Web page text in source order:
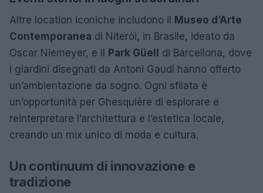
Altre location iconiche includono il Museo d’Arte
Contemporanea di Niterói, in Brasile, ideato da
Oscar Niemeyer, e il Park Güell di Barcellona, dove
i giardini disegnati da Antoni Gaudí hanno offerto
un’ambientazione da sogno. Ogni sfilata è
un’opportunità per Ghesquière di esplorare e
reinterpretare l’architettura e l’estetica locale,
creando un mix unico di moda e cultura.
Un continuum di innovazione e
tradizione